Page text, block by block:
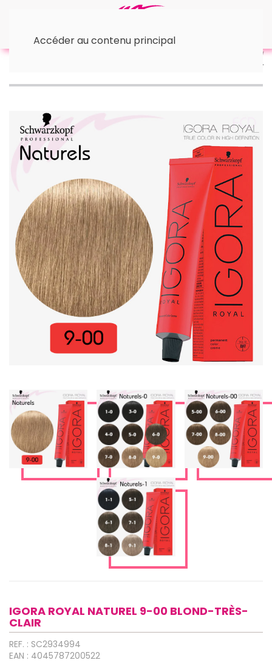
Accéder au contenu principal
IGORA ROYAL NATUREL 9-00 BLOND-TRÈS-
CLAIR
REF. : SC2934994
EAN : 4045787200522